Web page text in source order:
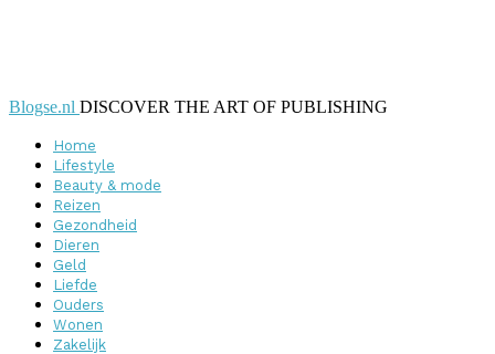
Blogse.nl DISCOVER THE ART OF PUBLISHING
Home
Lifestyle
Beauty & mode
Reizen
Gezondheid
Dieren
Geld
Liefde
Ouders
Wonen
Zakelijk